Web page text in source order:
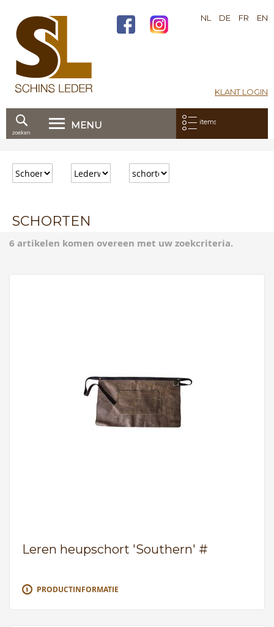
KLANT LOGIN
NL DE FR EN
MENU Mijn bestelling:
items
door
naar
zoeken
SCHORTEN
6 artikelen komen overeen met uw zoekcriteria.
Leren heupschort 'Southern' #
PRODUCTINFORMATIE